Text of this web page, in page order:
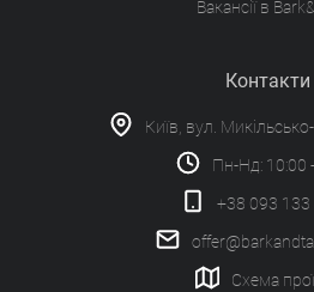
Вакансії в
Контакти
Київ, вул.
Пн-Нд: 10:00
+38 093 133
Схема